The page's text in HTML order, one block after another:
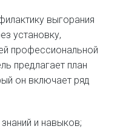
выгорания
установку,
профессиональной
предлагает план
он включает ряд
и навыков;